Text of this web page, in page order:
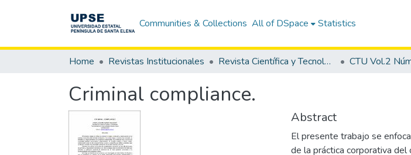
Communities & Collections All of DSpace Statistics
Home Revistas Institucionales Revista Científica y Tecnológica UPSE - CTU CTU Vol.2
Criminal compliance.
Abstract
El presente trabajo se
de la práctica corporativa del